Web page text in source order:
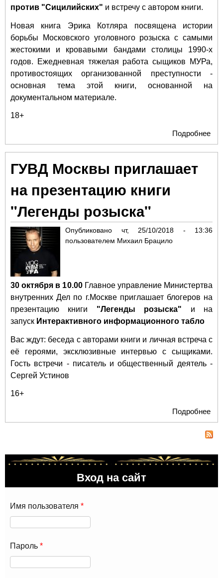
против "Сицилийских" и встречу с автором книги.
Новая книга Эрика Котляра посвящена истории
борьбы Московского уголовного розыска с самыми
жестокими и кровавыми бандами столицы 1990-х
годов. Ежедневная тяжелая работа сыщиков МУРа,
противостоящих организованной преступности -
основная тема этой книги, основанной на
документальном материале.
18+
Подробнее
ГУВД Москвы приглашает
на презентацию книги
"Легенды розыска"
Опубликовано чт, 25/10/2018 - 13:36
пользователем Михаил Брацило
30 октября в 10.00Главное управление Министертва
внутренних Дел по г.Москве приглашает блогеров на
презентацию книги "Легенды розыска" и на
запуск Интерактивного информационного табло
Вас ждут: беседа с авторами книги и личная встреча с
её героями, эксклюзивные интервью с сыщиками.
Гость встречи - писатель и общественный деятель -
Сергей Устинов
16+
Подробнее
Вход на сайт
Имя пользователя *
Пароль *